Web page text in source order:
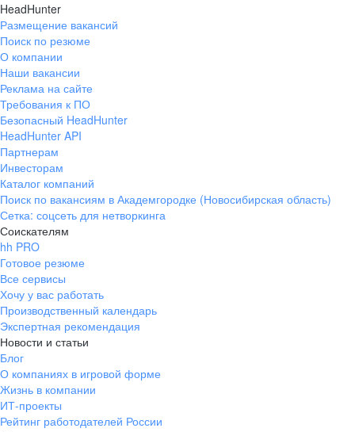
HeadHunter
Размещение вакансий
Поиск по резюме
О компании
Наши вакансии
Реклама на сайте
Требования к ПО
Безопасный HeadHunter
HeadHunter API
Партнерам
Инвесторам
Каталог компаний
Поиск по вакансиям в Академгородке (Новосибирская область)
Сетка: соцсеть для нетворкинга
Соискателям
hh PRO
Готовое резюме
Все сервисы
Хочу у вас работать
Производственный календарь
Экспертная рекомендация
Новости и статьи
Блог
О компаниях в игровой форме
Жизнь в компании
ИТ-проекты
Рейтинг работодателей России